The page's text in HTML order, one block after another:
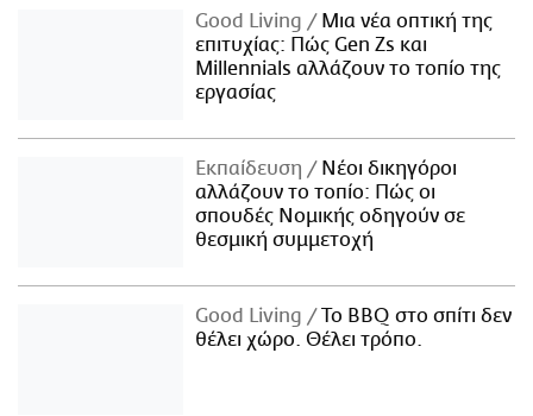
Good Living
Μια νέα οπτική της
επιτυχίας: Πώς Gen Zs και
Millennials αλλάζουν το τοπίο της
εργασίας
Εκπαίδευση
Νέοι δικηγόροι
αλλάζουν το τοπίο: Πώς οι
σπουδές Νομικής οδηγούν σε
θεσμική συμμετοχή
Good Living
Το BBQ στο σπίτι δεν
θέλει χώρο. Θέλει τρόπο.